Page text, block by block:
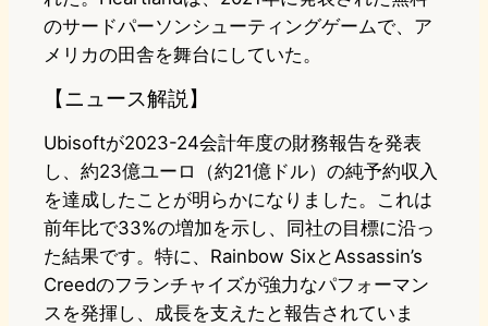
のサードパーソンシューティングゲームで、ア
メリカの田舎を舞台にしていた。
【ニュース解説】
Ubisoftが2023-24会計年度の財務報告を発表
し、約23億ユーロ（約21億ドル）の純予約収入
を達成したことが明らかになりました。これは
前年比で33%の増加を示し、同社の目標に沿っ
た結果です。特に、Rainbow SixとAssassin’s
Creedのフランチャイズが強力なパフォーマン
スを発揮し、成長を支えたと報告されていま